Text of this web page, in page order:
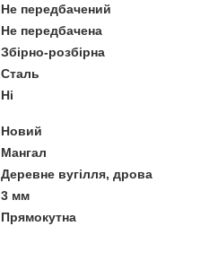
Не передбачений
Не передбачена
Збірно-розбірна
Сталь
Ні
Новий
Мангал
Деревне вугілля, дрова
3 мм
Прямокутна